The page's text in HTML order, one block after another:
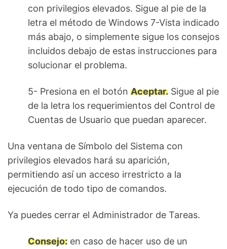
con privilegios elevados. Sigue al pie de la
letra el método de Windows 7-Vista indicado
más abajo, o simplemente sigue los consejos
incluidos debajo de estas instrucciones para
solucionar el problema.
5- Presiona en el botón Aceptar. Sigue al pie
de la letra los requerimientos del Control de
Cuentas de Usuario que puedan aparecer.
Una ventana de Símbolo del Sistema con
privilegios elevados hará su aparición,
permitiendo así un acceso irrestricto a la
ejecución de todo tipo de comandos.
Ya puedes cerrar el Administrador de Tareas.
Consejo: en caso de hacer uso de un